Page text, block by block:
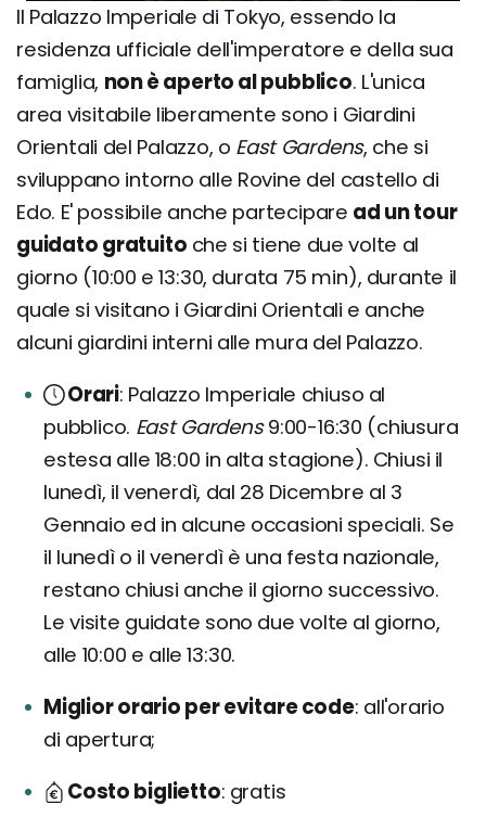
Il Palazzo Imperiale di Tokyo, essendo la
residenza ufficiale dell'imperatore e della sua
famiglia, non è aperto al pubblico. L'unica
area visitabile liberamente sono i Giardini
Orientali del Palazzo, o East Gardens, che si
sviluppano intorno alle Rovine del castello di
Edo. E' possibile anche partecipare ad un tour
guidato gratuito che si tiene due volte al
giorno (10:00 e 13:30, durata 75 min), durante il
quale si visitano i Giardini Orientali e anche
alcuni giardini interni alle mura del Palazzo.
Orari Palazzo Imperiale chiuso al
pubblico. East Gardens9:00-16:30 (chiusura
estesa alle 18:00 in alta stagione). Chiusi il
lunedì, il venerdì, dal 28 Dicembre al 3
Gennaio ed in alcune occasioni speciali. Se
il lunedì o il venerdì è una festa nazionale,
restano chiusi anche il giorno successivo.
Le visite guidate sono due volte al giorno,
alle 10:00 e alle 13:30.
Miglior orario per evitare code all'orario
di apertura;
Costo biglietto gratis